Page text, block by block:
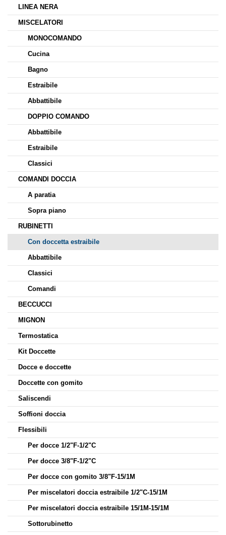
LINEA NERA
MISCELATORI
MONOCOMANDO
Cucina
Bagno
Estraibile
Abbattibile
DOPPIO COMANDO
Abbattibile
Estraibile
Classici
COMANDI DOCCIA
A paratia
Sopra piano
RUBINETTI
Con doccetta estraibile
Abbattibile
Classici
Comandi
BECCUCCI
MIGNON
Termostatica
Kit Doccette
Docce e doccette
Doccette con gomito
Saliscendi
Soffioni doccia
Flessibili
Per docce 1/2"F-1/2"C
Per docce 3/8"F-1/2"C
Per docce con gomito 3/8"F-15/1M
Per miscelatori doccia estraibile 1/2"C-15/1M
Per miscelatori doccia estraibile 15/1M-15/1M
Sottorubinetto